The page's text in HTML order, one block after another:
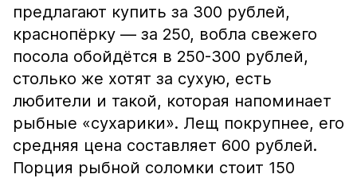
предлагают купить за 300 рублей,
краснопёрку — за 250, вобла свежего
посола обойдётся в 250-300 рублей,
столько же хотят за сухую, есть
любители и такой, которая напоминает
рыбные «сухарики». Лещ покрупнее, его
средняя цена составляет 600 рублей.
Порция рыбной соломки стоит 150